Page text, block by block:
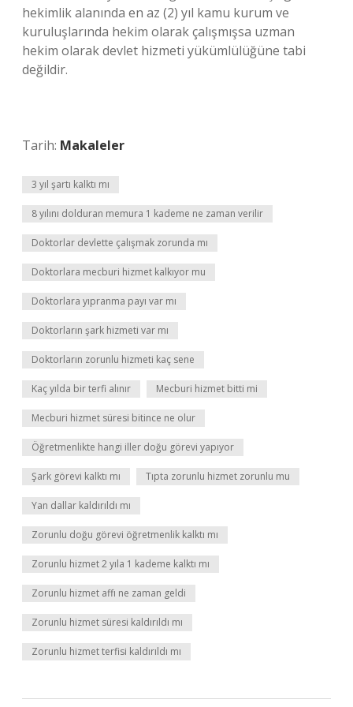
hekimlik alanında en az (2) yıl kamu kurum ve
kuruluşlarında hekim olarak çalışmışsa uzman
hekim olarak devlet hizmeti yükümlülüğüne tabi
değildir.
Tarih: Makaleler
3 yıl şartı kalktı mı
8 yılını dolduran memura 1 kademe ne zaman verilir
Doktorlar devlette çalışmak zorunda mı
Doktorlara mecburi hizmet kalkıyor mu
Doktorlara yıpranma payı var mı
Doktorların şark hizmeti var mı
Doktorların zorunlu hizmeti kaç sene
Kaç yılda bir terfi alınır Mecburi hizmet bitti mi
Mecburi hizmet süresi bitince ne olur
Öğretmenlikte hangi iller doğu görevi yapıyor
Şark görevi kalktı mı Tıpta zorunlu hizmet zorunlu mu
Yan dallar kaldırıldı mı
Zorunlu doğu görevi öğretmenlik kalktı mı
Zorunlu hizmet 2 yıla 1 kademe kalktı mı
Zorunlu hizmet affı ne zaman geldi
Zorunlu hizmet süresi kaldırıldı mı
Zorunlu hizmet terfisi kaldırıldı mı